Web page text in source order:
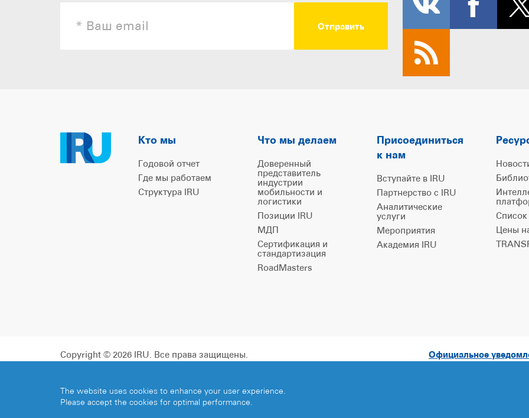
Share
Кто мы
Годовой отчет
Где мы работаем
Структура IRU
Что мы делаем
Доверенный
представитель
индустрии
мобильности и
логистики
Позиции IRU
МДП
Сертификация и
стандартизация
RoadMasters
Присоединиться
к нам
Вступайте в IRU
Партнерство с IRU
Аналитические
услуги
Мероприятия
Академия IRU
Список
Цены
Copyright © 2026 IRU. Все права защищены. Официальное
The website uses cookies to enhance your user experience.
Please accept the cookies for optimal performance.